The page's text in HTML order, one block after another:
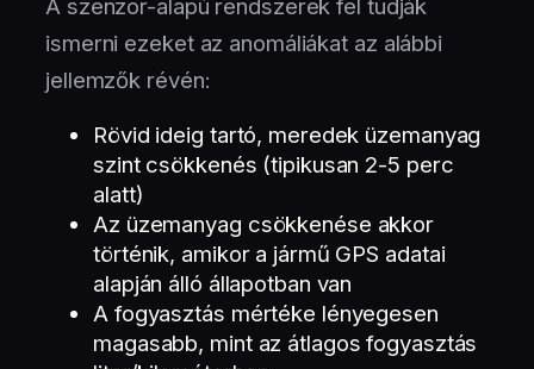
A szenzor-alapú rendszerek fel tudják
ismerni ezeket az anomáliákat az alábbi
jellemzők révén:
Rövid ideig tartó, meredek üzemanyag
szint csökkenés (tipikusan 2-5 perc
alatt)
Az üzemanyag csökkenése akkor
történik, amikor a jármű GPS adatai
alapján álló állapotban van
A fogyasztás mértéke lényegesen
magasabb, mint az átlagos fogyasztás